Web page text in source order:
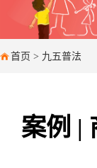
首页 > 九五普法
案例 |